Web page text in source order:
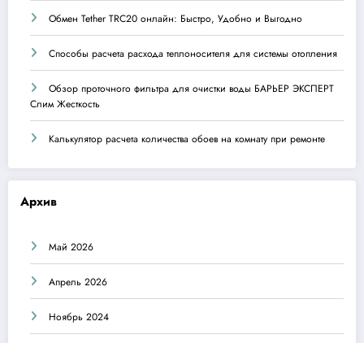
Обмен Tether TRC20 онлайн: Быстро, Удобно и Выгодно
Способы расчета расхода теплоносителя для системы отопления
Обзор проточного фильтра для очистки воды БАРЬЕР ЭКСПЕРТ
Слим Жесткость
Калькулятор расчета количества обоев на комнату при ремонте
Архив
Май 2026
Апрель 2026
Ноябрь 2024